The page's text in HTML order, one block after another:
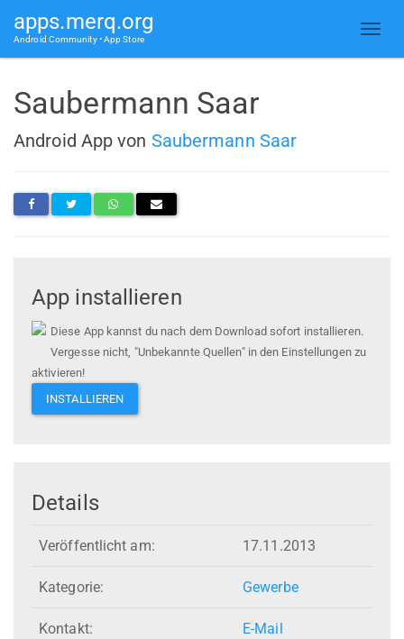
apps.merq.org
Android Community • App Store
Saubermann Saar
Android App von Saubermann Saar
App installieren
Diese App kannst du nach dem Download sofort installieren.
Vergesse nicht, "Unbekannte Quellen" in den Einstellungen zu
aktivieren!
INSTALLIEREN
Details
Veröffentlicht am: 17.11.2013
Kategorie: Gewerbe
Kontakt: E-Mail